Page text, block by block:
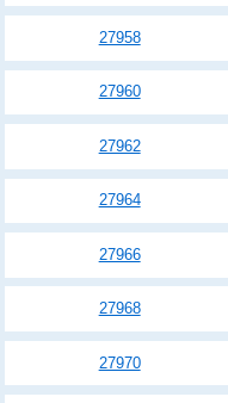
27958
27960
27962
27964
27966
27968
27970